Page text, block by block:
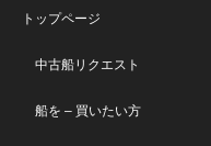
トップページ
中古船リクエスト
船を – 買いたい方